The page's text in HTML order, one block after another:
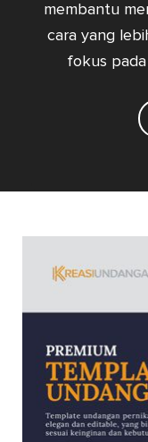
membantu
cara yang
fokus